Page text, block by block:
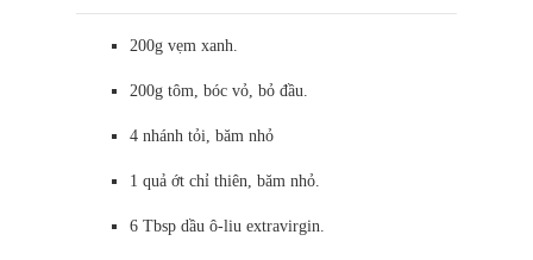
200g vẹm xanh.
200g tôm, bóc vỏ, bỏ đầu.
4 nhánh tỏi, băm nhỏ
1 quả ớt chỉ thiên, băm nhỏ.
6 Tbsp dầu ô-liu extravirgin.